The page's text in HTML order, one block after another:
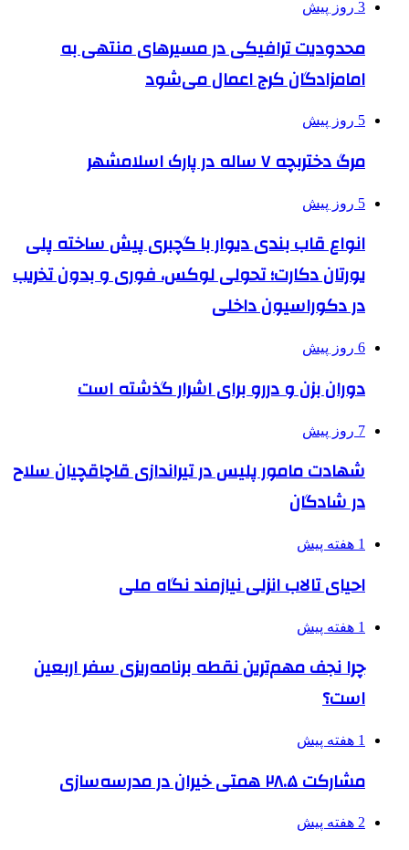
3 روز پیش
محدودیت ترافیکی در مسیرهای منتهی به
امامزادگان کرج اعمال می‌شود
5 روز پیش
مرگ دختربچه ۷ ساله در پارک اسلامشهر
5 روز پیش
انواع قاب بندی دیوار با گچبری پیش ساخته پلی
یورتان دکارت؛ تحولی لوکس، فوری و بدون تخریب
در دکوراسیون داخلی
6 روز پیش
دوران بزن و دررو برای اشرار گذشته است
7 روز پیش
شهادت مامور پلیس در تیراندازی قاچاقچیان سلاح
در شادگان
1 هفته پیش
احیای تالاب انزلی نیازمند نگاه ملی
1 هفته پیش
چرا نجف مهم‌ترین نقطه برنامه‌ریزی سفر اربعین
است؟
1 هفته پیش
مشارکت ۲۸.۵ همتی خیران در مدرسه‌سازی
2 هفته پیش